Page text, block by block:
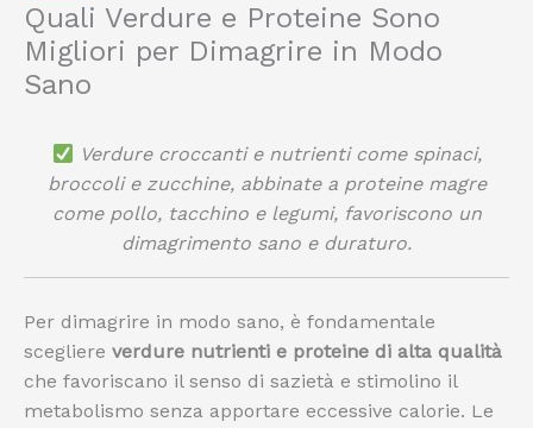
Quali Verdure e Proteine Sono
Migliori per Dimagrire in Modo
Sano
Verdure croccanti e nutrienti come spinaci,
broccoli e zucchine, abbinate a proteine magre
come pollo, tacchino e legumi, favoriscono un
dimagrimento sano e duraturo.
Per dimagrire in modo sano, è fondamentale
scegliere verdure nutrienti e proteine di alta qualità
che favoriscano il senso di sazietà e stimolino il
metabolismo senza apportare eccessive calorie. Le